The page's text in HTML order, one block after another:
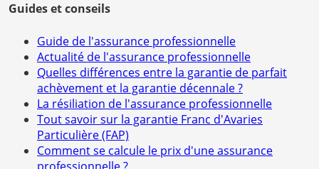
Guides et conseils
Guide de l'assurance professionnelle
Actualité de l'assurance professionnelle
Quelles différences entre la garantie de parfait
achèvement et la garantie décennale ?
La résiliation de l'assurance professionnelle
Tout savoir sur la garantie Franc d'Avaries
Particulière (FAP)
Comment se calcule le prix d'une assurance